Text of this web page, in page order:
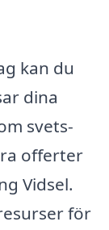
kan du
dina
svets-
offerter
Vidsel.
för